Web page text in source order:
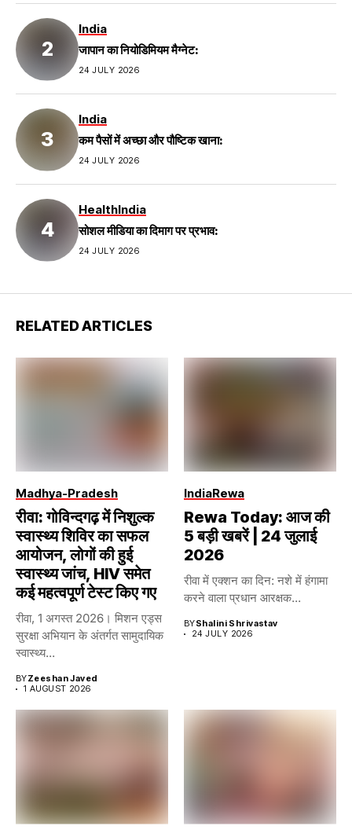
India
जापान का नियोडिमियम मैग्नेट:
24 JULY 2026
India
कम पैसों में अच्छा और पौष्टिक खाना:
24 JULY 2026
HealthIndia
सोशल मीडिया का दिमाग पर प्रभाव:
24 JULY 2026
RELATED ARTICLES
Madhya-Pradesh
रीवा: गोविन्दगढ़ में निशुल्क
स्वास्थ्य शिविर का सफल
आयोजन, लोगों की हुई
स्वास्थ्य जांच, HIV समेत
कई महत्वपूर्ण टेस्ट किए गए
रीवा, 1 अगस्त 2026। मिशन एड्स
सुरक्षा अभियान के अंतर्गत सामुदायिक
स्वास्थ्य...
BYZeeshan Javed
1 AUGUST 2026
IndiaRewa
Rewa Today: आज की
5 बड़ी खबरें | 24 जुलाई
2026
रीवा में एक्शन का दिन: नशे में हंगामा
करने वाला प्रधान आरक्षक...
BYShalini Shrivastav
24 JULY 2026